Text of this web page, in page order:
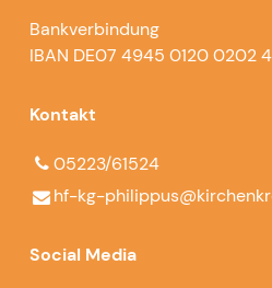
Bankverbindung
IBAN DE07 4945 0120 0202
Kontakt
05223/61524
hf-kg-
Social Media